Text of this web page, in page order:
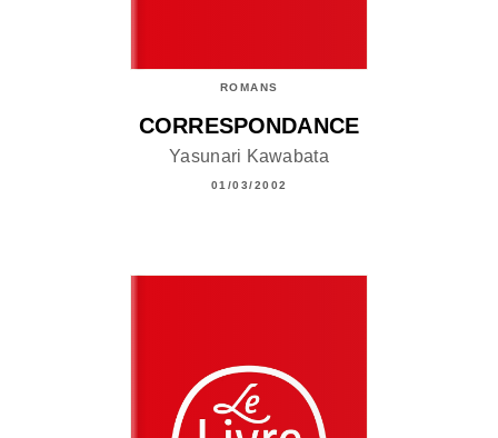
ROMANS
CORRESPONDANCE
Yasunari Kawabata
01/03/2002